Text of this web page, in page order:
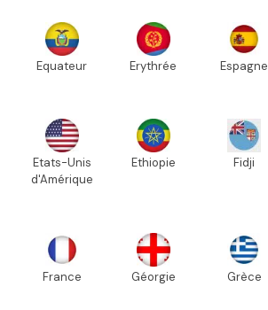
Equateur Erythrée Espagne
Etats-Unis
d'Amérique
Ethiopie Fidji
France Géorgie Grèce